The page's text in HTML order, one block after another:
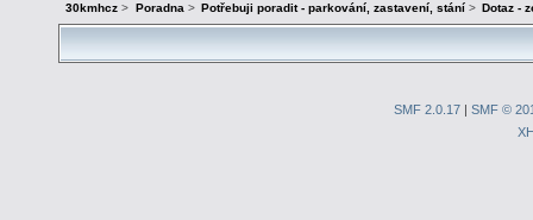
30kmhcz > Poradna > Potřebuji poradit - parkování, zastavení, stání> Dotaz -
SMF 2.0.17| SMF ©